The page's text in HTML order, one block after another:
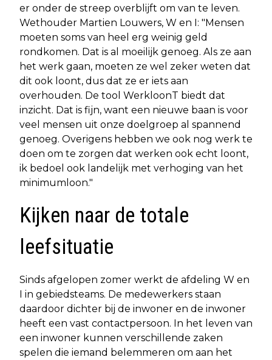
er onder de streep overblijft om van te leven.
Wethouder Martien Louwers, W en I: "Mensen
moeten soms van heel erg weinig geld
rondkomen. Dat is al moeilijk genoeg. Als ze aan
het werk gaan, moeten ze wel zeker weten dat
dit ook loont, dus dat ze er iets aan
overhouden. De tool WerkloonT biedt dat
inzicht. Dat is fijn, want een nieuwe baan is voor
veel mensen uit onze doelgroep al spannend
genoeg. Overigens hebben we ook nog werk te
doen om te zorgen dat werken ook echt loont,
ik bedoel ook landelijk met verhoging van het
minimumloon."
Kijken naar de totale
leefsituatie
Sinds afgelopen zomer werkt de afdeling W en
I in gebiedsteams. De medewerkers staan
daardoor dichter bij de inwoner en de inwoner
heeft een vast contactpersoon. In het leven van
een inwoner kunnen verschillende zaken
spelen die iemand belemmeren om aan het